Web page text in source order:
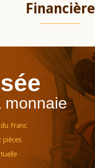
Financière
monnaie
Franc
pièces